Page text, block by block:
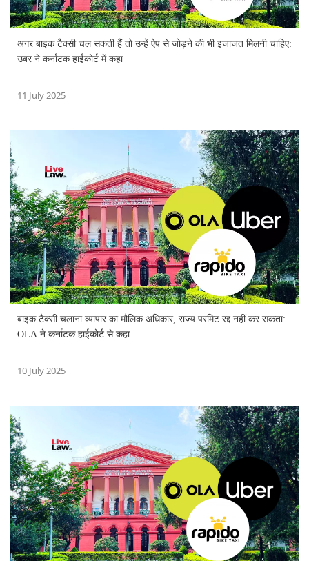
अगर बाइक टैक्सी चल सकती हैं तो उन्हें ऐप से जोड़ने की भी इजाजत मिलनी चाहिए:
उबर ने कर्नाटक हाईकोर्ट में कहा
11 July 2025
बाइक टैक्सी चलाना व्यापार का मौलिक अधिकार, राज्य परमिट रद्द नहीं कर सकता:
OLA ने कर्नाटक हाईकोर्ट से कहा
10 July 2025